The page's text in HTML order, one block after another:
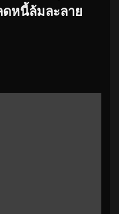
หนี้ล้มละลาย